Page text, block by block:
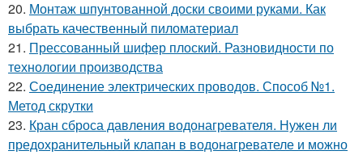
20. Монтаж шпунтованной доски своими руками. Как
выбрать качественный пиломатериал
21. Прессованный шифер плоский. Разновидности по
технологии производства
22. Соединение электрических проводов. Способ №1.
Метод скрутки
23. Кран сброса давления водонагревателя. Нужен ли
предохранительный клапан в водонагревателе и можно